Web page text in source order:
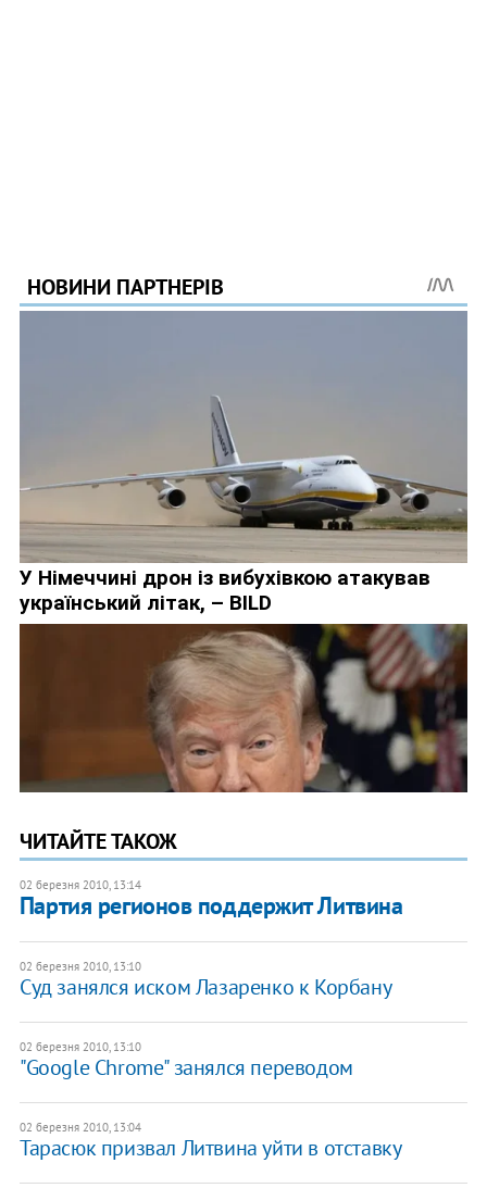
ЧИТАЙТЕ ТАКОЖ
02 березня 2010, 13:14
Партия регионов поддержит Литвина
02 березня 2010, 13:10
Суд занялся иском Лазаренко к Корбану
02 березня 2010, 13:10
"Google Chrome" занялся переводом
02 березня 2010, 13:04
Тарасюк призвал Литвина уйти в отставку